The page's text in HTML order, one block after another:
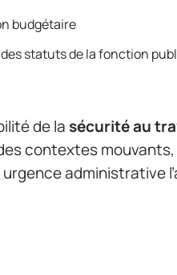
budgétaire
statuts de la fonction
de la sécurité au
contextes
administrative